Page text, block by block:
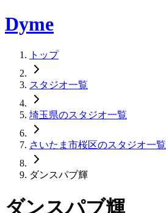
Dyme
トップ
スタジオ一覧
埼玉県のスタジオ一覧
さいたま市桜区のスタジオ一覧
ダンスパブ輝
ダンスパブ輝